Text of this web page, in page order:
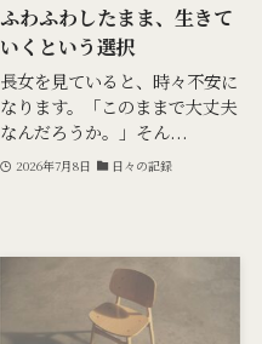
ふわふわしたまま、生きて
いくという選択
長女を見ていると、時々不安に
なります。「このままで大丈夫
なんだろうか。」そん...
2026年7月8日 日々の記録